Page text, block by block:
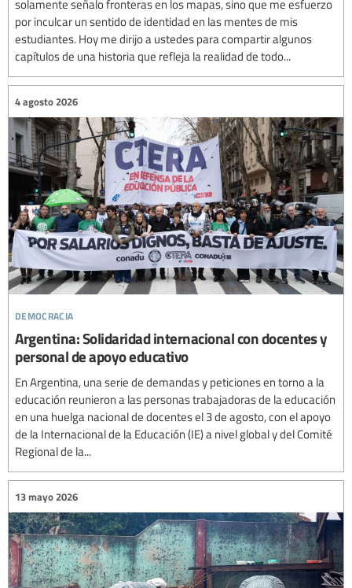
solamente señalo fronteras en los mapas, sino que me esfuerzo
por inculcar un sentido de identidad en las mentes de mis
estudiantes. Hoy me dirijo a ustedes para compartir algunos
capítulos de una historia que refleja la realidad de todo...
democracia
4 agosto 2026
Argentina: Solidaridad internacional con docentes y
personal de apoyo educativo
En Argentina, una serie de demandas y peticiones en torno a la
educación reunieron a las personas trabajadoras de la educación
en una huelga nacional de docentes el 3 de agosto, con el apoyo
de la Internacional de la Educación (IE) a nivel global y del Comité
Regional de la...
13 mayo 2026